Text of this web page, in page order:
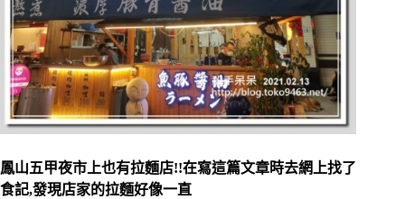
鳳山五甲夜市上也有拉麵店!!在寫這篇文章時去網上找了
食記,發現店家的拉麵好像一直